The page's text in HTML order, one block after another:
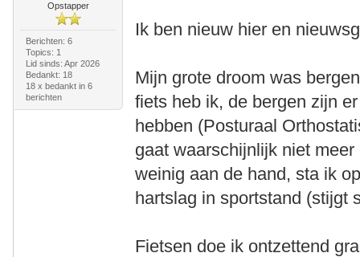
Opstapper
Berichten: 6
Topics: 1
Lid sinds: Apr 2026
Bedankt: 18
18 x bedankt in 6
berichten
Ik ben nieuw hier en
Mijn grote droom was
fiets heb ik, de bergen zijn
hebben (Posturaal
gaat waarschijnlijk niet
weinig aan de hand, sta ik
hartslag in sportstand (stijgt
Fietsen doe ik ontzettend